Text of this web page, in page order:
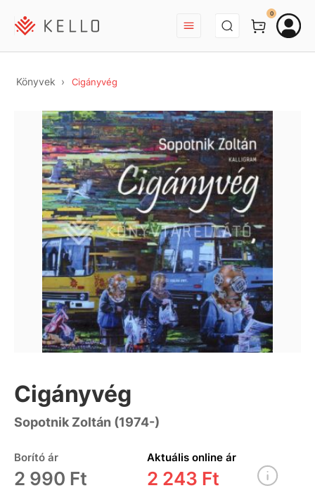
BEJELENTKEZÉS
0
Könyvek Cigányvég
Cigányvég
Sopotnik Zoltán (1974-)
Borító ár
2 990 Ft
Aktuális online ár
2 243 Ft